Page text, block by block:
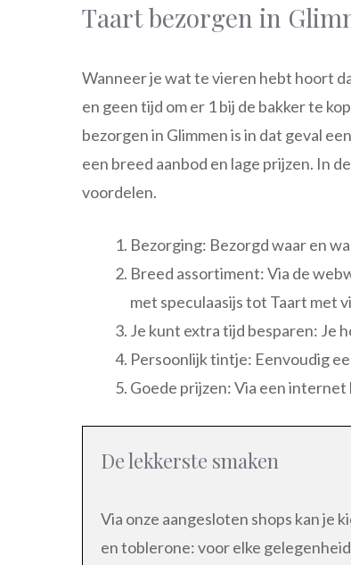
Taart bezorgen in
Wanneer je wat te vieren hebt hoort
en geen tijd om er 1 bij de bakker te
bezorgen in Glimmen is in dat geval
een breed aanbod en lage prijzen. In
voordelen.
Bezorging: Bezorgd waar en
Breed assortiment: Via de
met speculaasijs tot Taart met
Je kunt extra tijd besparen: Je
Persoonlijk tintje: Eenvoudig
Goede prijzen: Via een
De lekkerste smaken
Via onze aangesloten shops kan je
en toblerone: voor elke